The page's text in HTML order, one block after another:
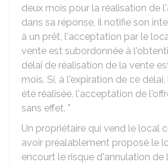
deux mois pour la réalisation de
dans sa réponse, il notifie son
à un prêt, l'acceptation par le
vente est subordonnée à
délai de réalisation de la vente
mois. Si, à l'expiration de ce
été réalisée, l'acceptation de
sans effet. "
Un propriétaire qui vend le local
avoir préalablement proposé le
encourt le risque d'annulation de